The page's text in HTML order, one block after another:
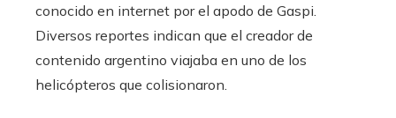
conocido en internet por el apodo de Gaspi.
Diversos reportes indican que el creador de
contenido argentino viajaba en uno de los
helicópteros que colisionaron.